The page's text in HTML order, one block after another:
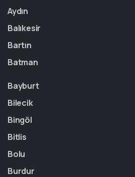
Aydın
Balıkesir
Bartın
Batman
Bayburt
Bilecik
Bingöl
Bitlis
Bolu
Burdur